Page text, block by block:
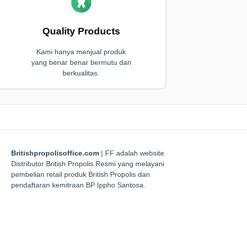
Quality Products
Kami hanya menjual produk
yang benar benar bermutu dan
berkualitas.
Britishpropolisoffice.com| FF adalah website
Distributor British Propolis Resmi yang melayani
pembelian retail produk British Propolis dan
pendaftaran kemitraan BP Ippho Santosa.